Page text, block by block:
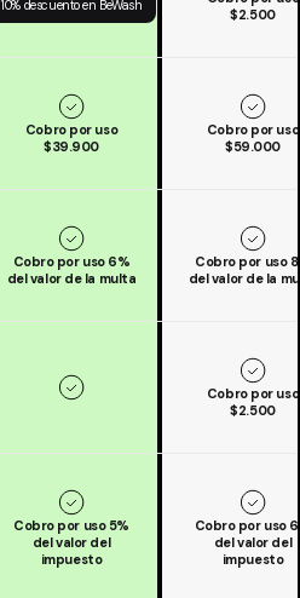
10% descuento en BeWash
$2.500
Cobro por uso
$39.900
Cobro por uso
$59.000
Cobro por uso 6%
del valor de la multa
Cobro por uso
del valor de la
Cobro por uso
$2.500
Cobro por uso 5%
del valor del
impuesto
Cobro por uso
del valor del
impuesto